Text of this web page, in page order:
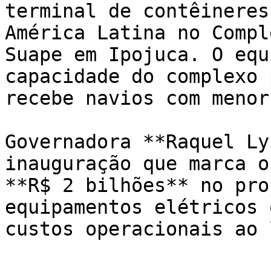
terminal de
América Latina no
Suape em Ipojuca. O
capacidade do
recebe navios com
Governadora **Raquel
inauguração que
**R$ 2 bilhões** no
equipamentos elétricos
custos operacionais ao